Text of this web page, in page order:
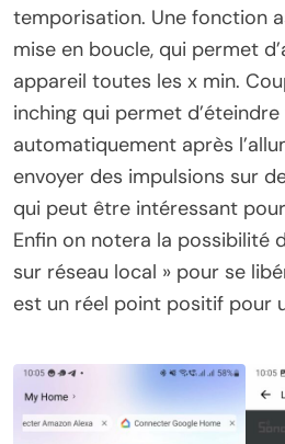
temporisation. Une fonction
mise en boucle, qui permet
appareil toutes les x min.
inching qui permet
automatiquement après
envoyer des impulsions sur
qui peut être intéressant
Enfin on notera la possibilité
sur réseau local » pour se
est un réel point positif pour